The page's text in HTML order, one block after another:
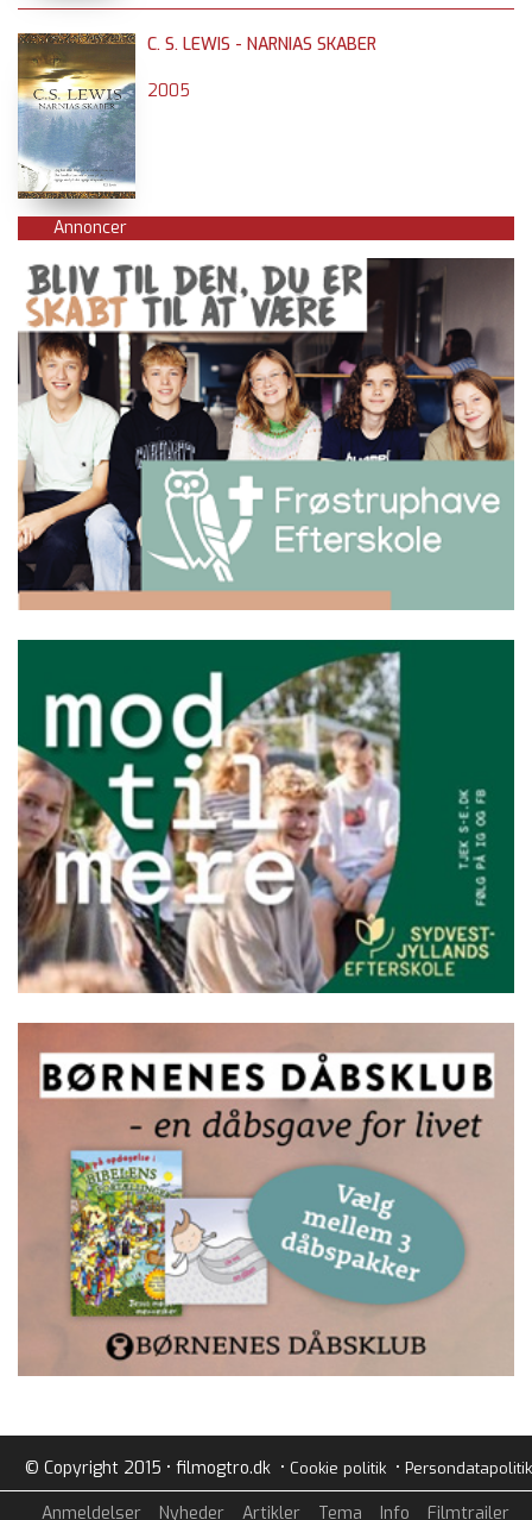
C. S. LEWIS - NARNIAS SKABER
2005
Annoncer
© Copyright 2015 • filmogtro.dk • Cookie politik• Persondatapolitik
Anmeldelser Nyheder Artikler Tema Info Filmtrailer